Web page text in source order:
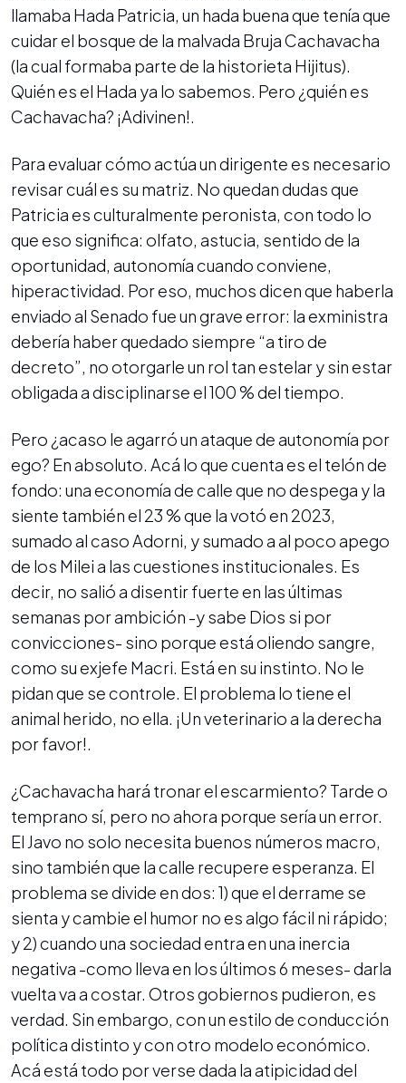
llamaba Hada Patricia, un hada buena que tenía que
cuidar el bosque de la malvada Bruja Cachavacha
(la cual formaba parte de la historieta Hijitus).
Quién es el Hada ya lo sabemos. Pero ¿quién es
Cachavacha? ¡Adivinen!.
Para evaluar cómo actúa un dirigente es necesario
revisar cuál es su matriz. No quedan dudas que
Patricia es culturalmente peronista, con todo lo
que eso significa: olfato, astucia, sentido de la
oportunidad, autonomía cuando conviene,
hiperactividad. Por eso, muchos dicen que haberla
enviado al Senado fue un grave error: la exministra
debería haber quedado siempre “a tiro de
decreto”, no otorgarle un rol tan estelar y sin estar
obligada a disciplinarse el 100 % del tiempo.
Pero ¿acaso le agarró un ataque de autonomía por
ego? En absoluto. Acá lo que cuenta es el telón de
fondo: una economía de calle que no despega y la
siente también el 23 % que la votó en 2023,
sumado al caso Adorni, y sumado a al poco apego
de los Milei a las cuestiones institucionales. Es
decir, no salió a disentir fuerte en las últimas
semanas por ambición -y sabe Dios si por
convicciones- sino porque está oliendo sangre,
como su exjefe Macri. Está en su instinto. No le
pidan que se controle. El problema lo tiene el
animal herido, no ella. ¡Un veterinario a la derecha
por favor!.
¿Cachavacha hará tronar el escarmiento? Tarde o
temprano sí, pero no ahora porque sería un error.
El Javo no solo necesita buenos números macro,
sino también que la calle recupere esperanza. El
problema se divide en dos: 1) que el derrame se
sienta y cambie el humor no es algo fácil ni rápido;
y 2) cuando una sociedad entra en una inercia
negativa -como lleva en los últimos 6 meses- darla
vuelta va a costar. Otros gobiernos pudieron, es
verdad. Sin embargo, con un estilo de conducción
política distinto y con otro modelo económico.
Acá está todo por verse dada la atipicidad del